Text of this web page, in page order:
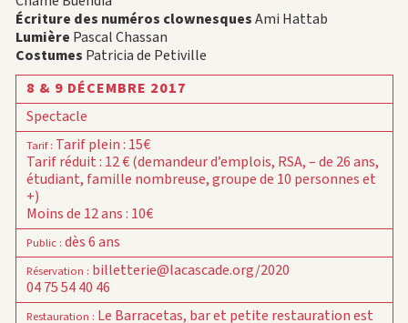
Écriture des numéros clownesquesAmi Hattab
Lumière Pascal Chassan
Costumes Patricia de Petiville
8 & 9 DÉCEMBRE 2017
Spectacle
Tarif: Tarif plein : 15€
Tarif réduit : 12 € (demandeur d’emplois, RSA, – de 26 ans,
étudiant, famille nombreuse, groupe de 10 personnes et
+)
Moins de 12 ans : 10€
Public: dès 6 ans
Réservation : billetterie@lacascade.org/2020
04 75 54 40 46
Restauration : Le Barracetas, bar et petite restauration est